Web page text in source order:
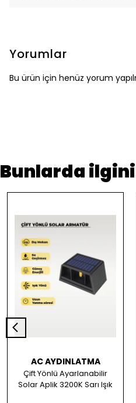
Yorumlar
Bu ürün için henüz yorum
Bunlarda
AC AYDINLATMA
Çift Yönlü Ayarlanabilir
Solar Aplik 3200K Sarı Işık